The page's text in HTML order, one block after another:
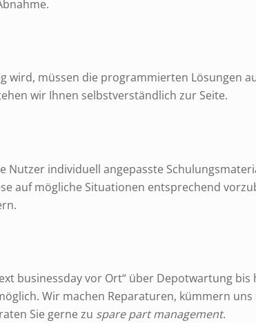
wird, müssen die programmierten Lösungen
wir Ihnen selbstverständlich zur Seite.
Nutzer individuell angepasste
auf mögliche Situationen entsprechend
businessday vor Ort“ über Depotwartung bis
Wir machen Reparaturen, kümmern
Sie gerne zu spare part management.